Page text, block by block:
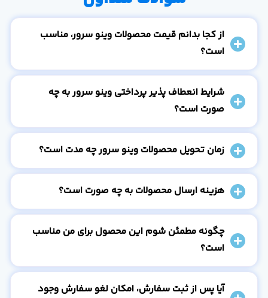
از کجا بدانم قیمت محصولات وینو سرور، مناسب
است؟
شرایط انعطاف پذیر پرداختی وینو سرور به چه
صورت است؟
زمان تحویل محصولات وینو سرور چه مدت است؟
هزینه ارسال محصولات به چه صورت است؟
چگونه مطمئن شوم این محصول برای من مناسب
است؟
آیا پس از ثبت سفارش، امکان لغو سفارش وجود